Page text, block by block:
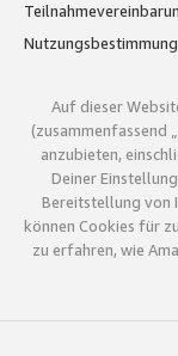
Auf dieser
(zusammenfassend
anzubieten,
Deiner
Bereitstellung von
können Cookies für
zu erfahren, wie